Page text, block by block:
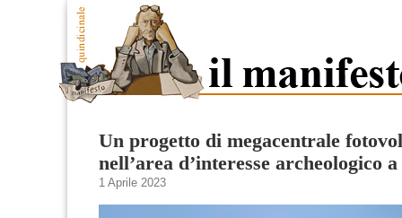
Un progetto di megacentrale
nell’area d’interesse archeologico
1 Aprile 2023